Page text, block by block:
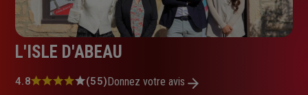
L'ISLE D'ABEAU
Note
4.8 (55)Donnez votre avis